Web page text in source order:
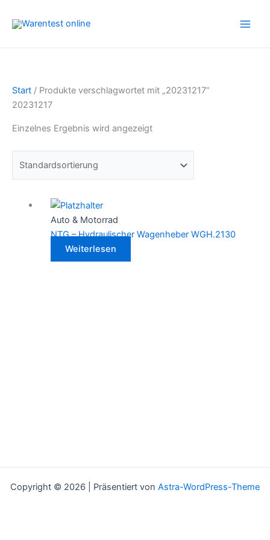
Inhalt
Start / Produkte verschlagwortet mit „20231217“
20231217
Einzelnes Ergebnis wird angezeigt
Auto & Motorrad
NTG – Hydraulischer Wagenheber WGH.2130
Weiterlesen
Copyright © 2026 | Präsentiert von Astra-WordPress-Theme